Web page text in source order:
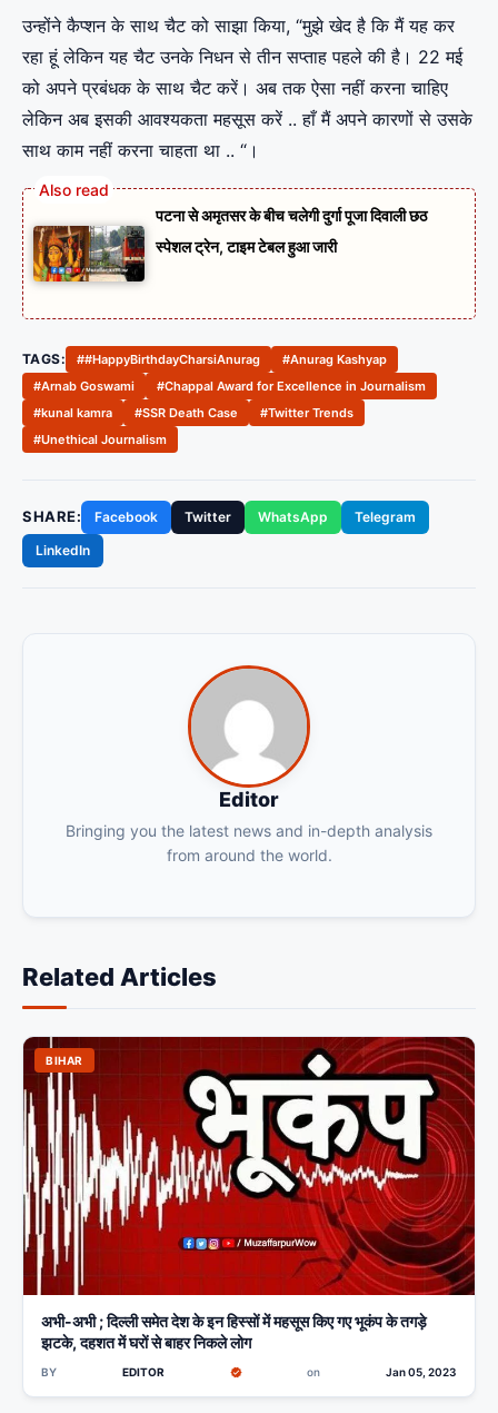
उन्होंने कैप्शन के साथ चैट को साझा किया, “मुझे खेद है कि मैं यह कर
रहा हूं लेकिन यह चैट उनके निधन से तीन सप्ताह पहले की है। 22 मई
को अपने प्रबंधक के साथ चैट करें। अब तक ऐसा नहीं करना चाहिए
लेकिन अब इसकी आवश्यकता महसूस करें .. हाँ मैं अपने कारणों से उसके
साथ काम नहीं करना चाहता था .. “।
पटना से अमृतसर के बीच चलेगी दुर्गा पूजा दिवाली छठ
स्पेशल ट्रेन, टाइम टेबल हुआ जारी
TAGS: ##HappyBirthdayCharsiAnurag
#Anurag Kashyap
#Arnab Goswami
#Chappal Award for Excellence in Journalism
#kunal kamra
#SSR Death Case
#Twitter Trends
#Unethical Journalism
SHARE: Facebook Twitter WhatsApp
Telegram
LinkedIn
Editor
Bringing you the latest news and in-depth analysis
from around the world.
Related Articles
BIHAR
अभी-अभी ; दिल्ली समेत देश के इन हिस्सों में महसूस किए गए भूकंप के तगड़े
झटके, दहशत में घरों से बाहर निकले लोग
BY EDITOR on Jan 05, 2023